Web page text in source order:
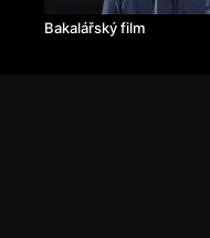
Bakalářský film